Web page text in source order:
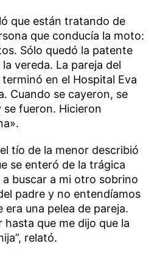
que están tratando de
que conducía la moto:
Sólo quedó la patente
vereda. La pareja del
en el Hospital Eva
Cuando se cayeron, se
fueron. Hicieron
tío de la menor describió
se enteró de la trágica
a buscar a mi otro sobrino
padre y no entendíamos
era una pelea de pareja.
que me dijo que la
relató.